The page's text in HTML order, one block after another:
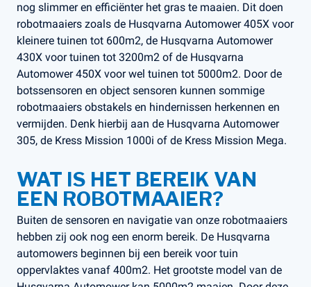
nog slimmer en efficiënter het gras te maaien. Dit doen
robotmaaiers zoals de Husqvarna Automower 405X voor
kleinere tuinen tot 600m2, de Husqvarna Automower
430X voor tuinen tot 3200m2 of de Husqvarna
Automower 450X voor wel tuinen tot 5000m2. Door de
botssensoren en object sensoren kunnen sommige
robotmaaiers obstakels en hindernissen herkennen en
vermijden. Denk hierbij aan de Husqvarna Automower
305, de Kress Mission 1000i of de Kress Mission Mega.
WAT IS HET BEREIK VAN
EEN ROBOTMAAIER?
Buiten de sensoren en navigatie van onze robotmaaiers
hebben zij ook nog een enorm bereik. De Husqvarna
automowers beginnen bij een bereik voor tuin
oppervlaktes vanaf 400m2. Het grootste model van de